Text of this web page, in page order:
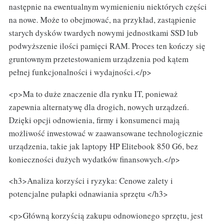
następnie na ewentualnym wymienieniu niektórych części
na nowe. Może to obejmować, na przykład, zastąpienie
starych dysków twardych nowymi jednostkami SSD lub
podwyższenie ilości pamięci RAM. Proces ten kończy się
gruntownym przetestowaniem urządzenia pod kątem
pełnej funkcjonalności i wydajności.</p>
<p>Ma to duże znaczenie dla rynku IT, ponieważ
zapewnia alternatywę dla drogich, nowych urządzeń.
Dzięki opcji odnowienia, firmy i konsumenci mają
możliwość inwestować w zaawansowane technologicznie
urządzenia, takie jak laptopy HP Elitebook 850 G6, bez
konieczności dużych wydatków finansowych.</p>
<h3>Analiza korzyści i ryzyka: Cenowe zalety i
potencjalne pułapki odnawiania sprzętu </h3>
<p>Główną korzyścią zakupu odnowionego sprzętu, jest